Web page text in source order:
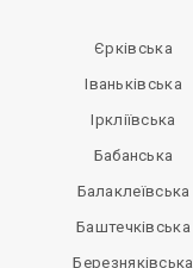
Єрківська
Іваньківська
Іркліївська
Бабанська
Балаклеївська
Баштечківська
Березняківська